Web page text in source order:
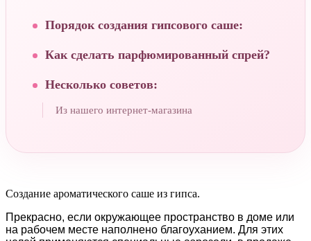
Порядок создания гипсового саше:
Как сделать парфюмированный спрей?
Несколько советов:
Из нашего интернет-магазина
Создание ароматического саше из гипса.
Прекрасно, если окружающее пространство в доме или
на рабочем месте наполнено благоуханием. Для этих